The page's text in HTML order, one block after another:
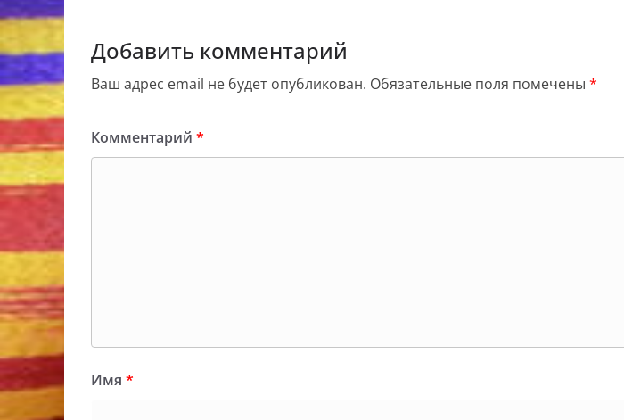
Добавить комментарий
Ваш адрес email не будет опубликован. Обязательные поля помечены *
Комментарий *
Имя *